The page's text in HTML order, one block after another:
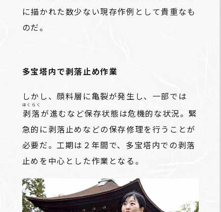
に描かれた数少ない現存作例として貴重なも
のだ。
多宝塔内で剥落止め作業
しかし、顔料層に亀裂が発生し、一部では
剥落
はくらく
が進むなど保存状態は危機的な状況。緊
急的に剥落止めなどの保存修理を行うことが
必要だ。工期は２年間で、多宝塔内での剥落
止めを中心とした作業となる。